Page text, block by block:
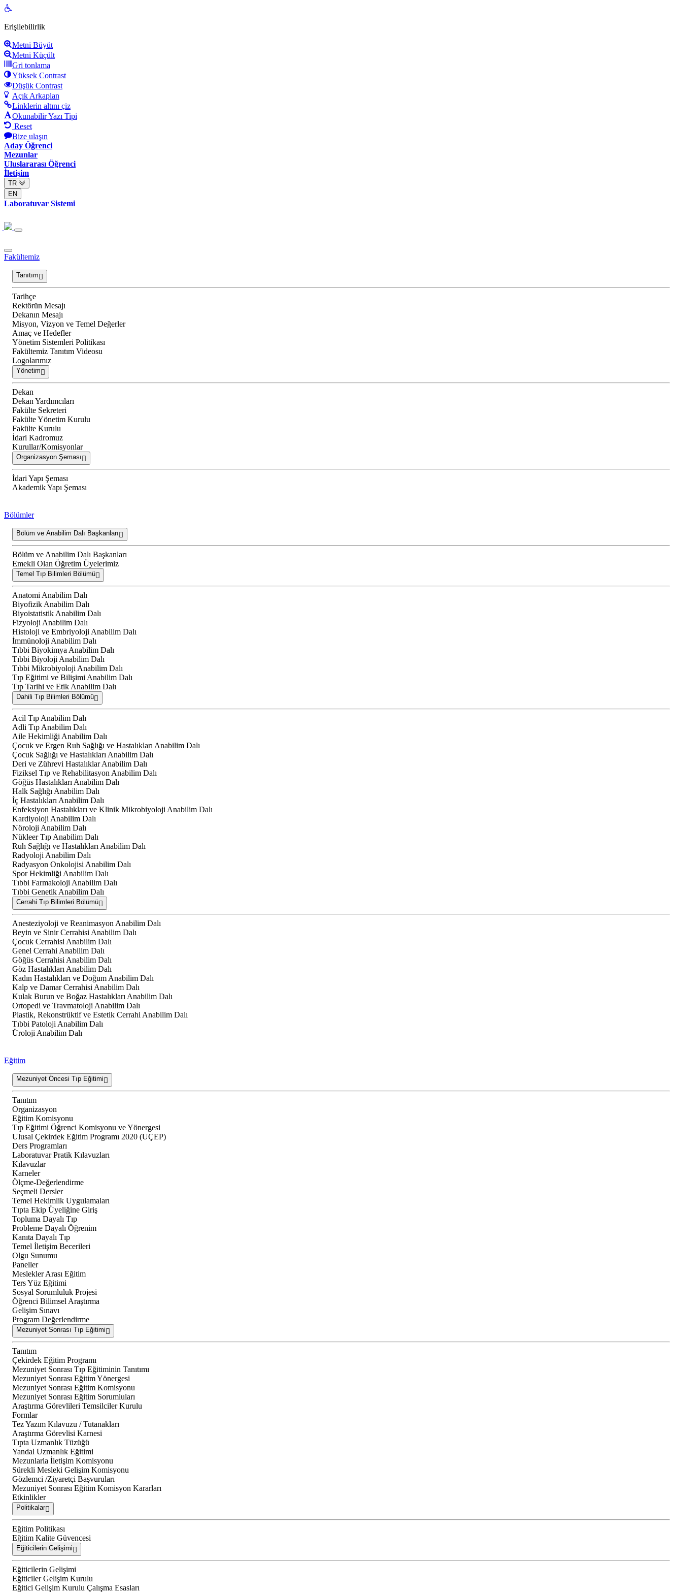
Open
Erişilebilirlik
Metni Büyüt
Metni Küçült
Gri tonlama
Yüksek Contrast
Düşük Contrast
Açık Arkaplan
Linklerin altını çiz
Okunabilir Yazı Tipi
Reset
Bize ulaşın
Aday Öğrenci
Mezunlar
Uluslararası Öğrenci
İletişim
TR
EN
Laboratuvar Sistemi
Fakültemiz
Tanıtım
Tarihçe
Rektörün Mesajı
Dekanın Mesajı
Misyon, Vizyon ve Temel Değerler
Amaç ve Hedefler
Yönetim Sistemleri Politikası
Fakültemiz Tanıtım Videosu
Logolarımız
Yönetim
Dekan
Dekan Yardımcıları
Fakülte Sekreteri
Fakülte Yönetim Kurulu
Fakülte Kurulu
İdari Kadromuz
Kurullar/Komisyonlar
Organizasyon Şeması
İdari Yapı Şeması
Akademik Yapı Şeması
Bölümler
Bölüm ve Anabilim Dalı Başkanları
Bölüm ve Anabilim Dalı Başkanları
Emekli Olan Öğretim Üyelerimiz
Temel Tıp Bilimleri Bölümü
Anatomi Anabilim Dalı
Biyofizik Anabilim Dalı
Biyoistatistik Anabilim Dalı
Fizyoloji Anabilim Dalı
Histoloji ve Embriyoloji Anabilim Dalı
İmmünoloji Anabilim Dalı
Tıbbi Biyokimya Anabilim Dalı
Tıbbi Biyoloji Anabilim Dalı
Tıbbi Mikrobiyoloji Anabilim Dalı
Tıp Eğitimi ve Bilişimi Anabilim Dalı
Tıp Tarihi ve Etik Anabilim Dalı
Dahili Tıp Bilimleri Bölümü
Acil Tıp Anabilim Dalı
Adli Tıp Anabilim Dalı
Aile Hekimliği Anabilim Dalı
Çocuk ve Ergen Ruh Sağlığı ve Hastalıkları Anabilim Dalı
Çocuk Sağlığı ve Hastalıkları Anabilim Dalı
Deri ve Zührevi Hastalıklar Anabilim Dalı
Fiziksel Tıp ve Rehabilitasyon Anabilim Dalı
Göğüs Hastalıkları Anabilim Dalı
Halk Sağlığı Anabilim Dalı
İç Hastalıkları Anabilim Dalı
Enfeksiyon Hastalıkları ve Klinik Mikrobiyoloji Anabilim Dalı
Kardiyoloji Anabilim Dalı
Nöroloji Anabilim Dalı
Nükleer Tıp Anabilim Dalı
Ruh Sağlığı ve Hastalıkları Anabilim Dalı
Radyoloji Anabilim Dalı
Radyasyon Onkolojisi Anabilim Dalı
Spor Hekimliği Anabilim Dalı
Tıbbi Farmakoloji Anabilim Dalı
Tıbbi Genetik Anabilim Dalı
Cerrahi Tıp Bilimleri Bölümü
Anesteziyoloji ve Reanimasyon Anabilim Dalı
Beyin ve Sinir Cerrahisi Anabilim Dalı
Çocuk Cerrahisi Anabilim Dalı
Genel Cerrahi Anabilim Dalı
Göğüs Cerrahisi Anabilim Dalı
Göz Hastalıkları Anabilim Dalı
Kadın Hastalıkları ve Doğum Anabilim Dalı
Kalp ve Damar Cerrahisi Anabilim Dalı
Kulak Burun ve Boğaz Hastalıkları Anabilim Dalı
Ortopedi ve Travmatoloji Anabilim Dalı
Plastik, Rekonstrüktif ve Estetik Cerrahi Anabilim Dalı
Tıbbi Patoloji Anabilim Dalı
Üroloji Anabilim Dalı
Eğitim
Mezuniyet Öncesi Tıp Eğitimi
Tanıtım
Organizasyon
Eğitim Komisyonu
Tıp Eğitimi Öğrenci Komisyonu ve Yönergesi
Ulusal Çekirdek Eğitim Programı 2020 (UÇEP)
Ders Programları
Laboratuvar Pratik Kılavuzları
Kılavuzlar
Karneler
Ölçme-Değerlendirme
Seçmeli Dersler
Temel Hekimlik Uygulamaları
Tıpta Ekip Üyeliğine Giriş
Topluma Dayalı Tıp
Probleme Dayalı Öğrenim
Kanıta Dayalı Tıp
Temel İletişim Becerileri
Olgu Sunumu
Paneller
Meslekler Arası Eğitim
Ters Yüz Eğitimi
Sosyal Sorumluluk Projesi
Öğrenci Bilimsel Araştırma
Gelişim Sınavı
Program Değerlendirme
Mezuniyet Sonrası Tıp Eğitimi
Tanıtım
Çekirdek Eğitim Programı
Mezuniyet Sonrası Tıp Eğitiminin Tanıtımı
Mezuniyet Sonrası Eğitim Yönergesi
Mezuniyet Sonrası Eğitim Komisyonu
Mezuniyet Sonrası Eğitim Sorumluları
Araştırma Görevlileri Temsilciler Kurulu
Formlar
Tez Yazım Kılavuzu / Tutanakları
Araştırma Görevlisi Karnesi
Tıpta Uzmanlık Tüzüğü
Yandal Uzmanlık Eğitimi
Mezunlarla İletişim Komisyonu
Sürekli Mesleki Gelişim Komisyonu
Gözlemci /Ziyaretçi Başvuruları
Mezuniyet Sonrası Eğitim Komisyon Kararları
Etkinlikler
Politikalar
Eğitim Politikası
Eğitim Kalite Güvencesi
Eğiticilerin Gelişimi
Eğiticilerin Gelişimi
Eğiticiler Gelişim Kurulu
Eğitici Gelişim Kurulu Çalışma Esasları